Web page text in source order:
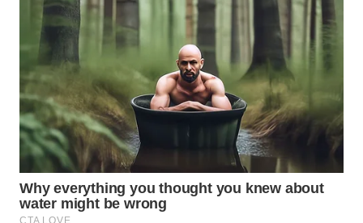
WN
KUNINGAN
MAJALENGKA
WN
SUBANG
WN
SUKABUMI